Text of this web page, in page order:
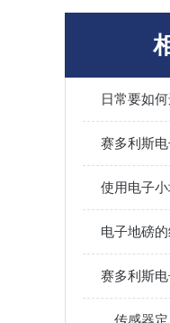
日常要如
赛多利斯
使用电子
电子地磅
赛多利斯
传感器定